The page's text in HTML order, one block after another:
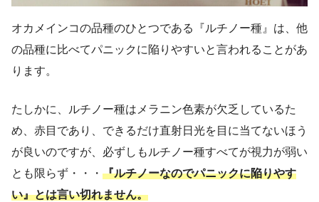
オカメインコの品種のひとつである『ルチノー種』は、他
の品種に比べてパニックに陥りやすいと言われることがあ
ります。
たしかに、ルチノー種はメラニン色素が欠乏しているた
め、赤目であり、できるだけ直射日光を目に当てないほう
が良いのですが、必ずしもルチノー種すべてが視力が弱い
とも限らず・・・ 『ルチノーなのでパニックに陥りやす
い』とは言い切れません。